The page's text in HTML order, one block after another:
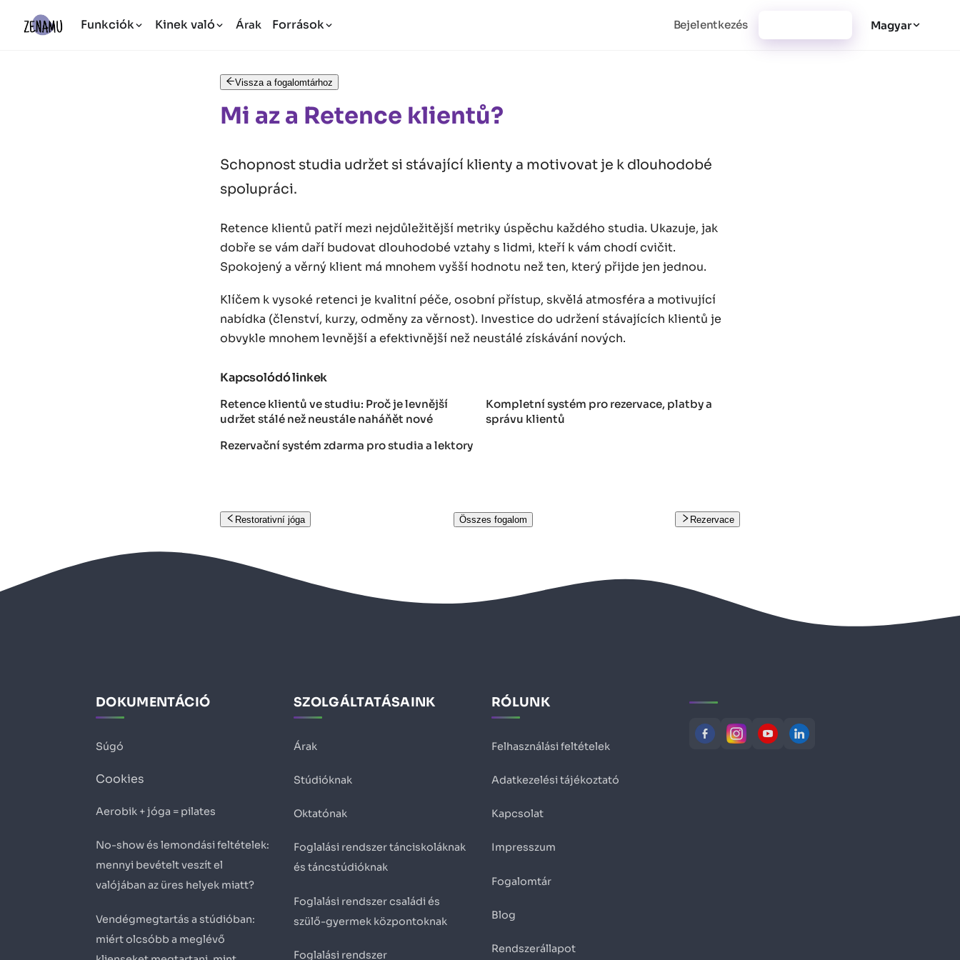
Funkciók Kinek való Árak Források Bejelentkezés Magyar
Vissza a fogalomtárhoz
Mi az a Retence klientů?
Schopnost studia udržet si stávající klienty a motivovat je k dlouhodobé
spolupráci.
Retence klientů patří mezi nejdůležitější metriky úspěchu každého studia. Ukazuje, jak
dobře se vám daří budovat dlouhodobé vztahy s lidmi, kteří k vám chodí cvičit.
Spokojený a věrný klient má mnohem vyšší hodnotu než ten, který přijde jen jednou.
Klíčem k vysoké retenci je kvalitní péče, osobní přístup, skvělá atmosféra a motivující
nabídka (členství, kurzy, odměny za věrnost). Investice do udržení stávajících klientů je
obvykle mnohem levnější a efektivnější než neustálé získávání nových.
Kapcsolódó linkek
Retence klientů ve studiu: Proč je levnější
udržet stálé než neustále naháňět nové
Kompletní systém pro rezervace, platby a
správu klientů
Rezervační systém zdarma pro studia a lektory
Restorativní jóga Összes fogalom Rezervace
DOKUMENTÁCIÓ
Súgó
Cookies
Aerobik + jóga = pilates
No-show és lemondási feltételek:
mennyi bevételt veszít el
valójában az üres helyek miatt?
Vendégmegtartás a stúdióban:
miért olcsóbb a meglévő
SZOLGÁLTATÁSAINK
Árak
Stúdióknak
Oktatónak
Foglalási rendszer tánciskoláknak
és táncstúdióknak
Foglalási rendszer családi és
szülő-gyermek központoknak
Foglalási rendszer
RÓLUNK
Felhasználási feltételek
Adatkezelési tájékoztató
Kapcsolat
Impresszum
Fogalomtár
Blog
Rendszerállapot